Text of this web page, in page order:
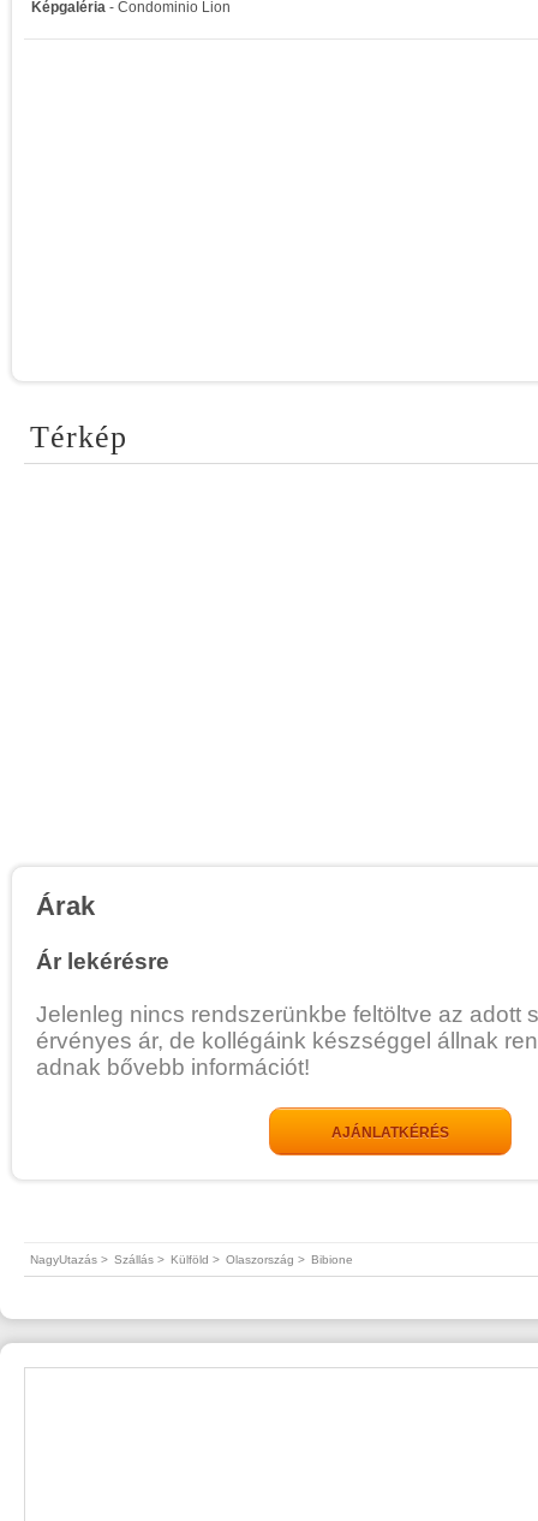
Képgaléria - Condominio Lion
Térkép
Árak
Ár lekérésre
Jelenleg nincs rendszerünkbe feltöltve az adott
érvényes ár, de kollégáink készséggel állnak
adnak bővebb információt!
AJÁNLATKÉRÉS
NagyUtazás > Szállás > Külföld > Olaszország > Bibione